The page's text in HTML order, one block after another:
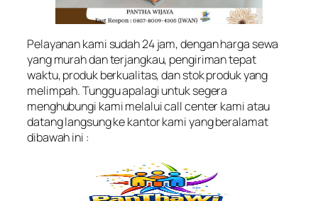
Pelayanan kami sudah 24 jam, dengan harga sewa
yang murah dan terjangkau, pengiriman tepat
waktu, produk berkualitas, dan stok produk yang
melimpah. Tunggu apalagi untuk segera
menghubungi kami melalui call center kami atau
datang langsung ke kantor kami yang beralamat
dibawah ini :